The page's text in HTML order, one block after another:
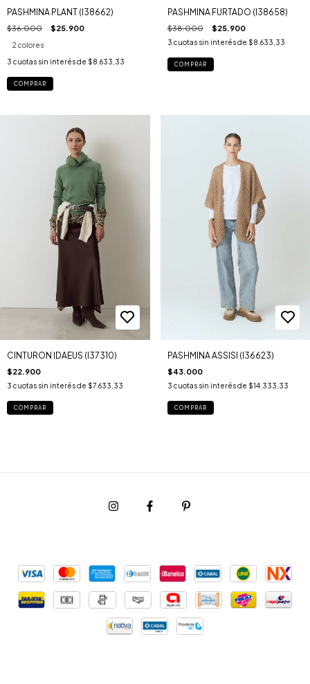
PASHMINA PLANT (I38662)
$36.000 $25.900
2 colores
3 cuotas sin interés de $8.633,33
COMPRAR
PASHMINA FURTADO (I38658)
$38.000 $25.900
3 cuotas sin interés de $8.633,33
COMPRAR
CINTURON IDAEUS (I37310)
$22.900
3 cuotas sin interés de $7.633,33
COMPRAR
PASHMINA ASSISI (I36623)
$43.000
3 cuotas sin interés de $14.333,33
COMPRAR